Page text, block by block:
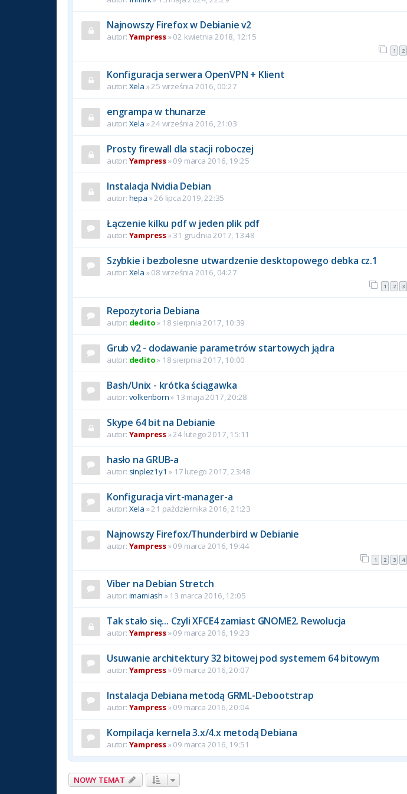
Najnowszy Firefox w Debianie v2
autor: Yampress» 02 kwietnia 2018, 12:15
1 2
Konfiguracja serwera OpenVPN + Klient
autor: Xela » 25 września 2016, 00:27
engrampa w thunarze
autor: Xela » 24 września 2016, 21:03
Prosty firewall dla stacji roboczej
autor: Yampress» 09 marca 2016, 19:25
Instalacja Nvidia Debian
autor: hepa » 26 lipca 2019, 22:35
Łączenie kilku pdf w jeden plik pdf
autor: Yampress» 31 grudnia 2017, 13:48
Szybkie i bezbolesne utwardzenie desktopowego debka cz.1
autor: Xela » 08 września 2016, 04:27
1 2 3
Repozytoria Debiana
autor: dedito» 18 sierpnia 2017, 10:39
Grub v2 - dodawanie parametrów startowych jądra
autor: dedito» 18 sierpnia 2017, 10:00
Bash/Unix - krótka ściągawka
autor: volkenborn» 13 maja 2017, 20:28
Skype 64 bit na Debianie
autor: Yampress» 24 lutego 2017, 15:11
hasło na GRUB-a
autor: sinplez1y1 » 17 lutego 2017, 23:48
Konfiguracja virt-manager-a
autor: Xela » 21 października 2016, 21:23
Najnowszy Firefox/Thunderbird w Debianie
autor: Yampress» 09 marca 2016, 19:44
1 2 3 4
Viber na Debian Stretch
autor: imamiash » 13 marca 2016, 12:05
Tak stało się... Czyli XFCE4 zamiast GNOME2. Rewolucja
autor: Yampress» 09 marca 2016, 19:23
Usuwanie architektury 32 bitowej pod systemem 64 bitowym
autor: Yampress» 09 marca 2016, 20:07
Instalacja Debiana metodą GRML-Debootstrap
autor: Yampress» 09 marca 2016, 20:04
Kompilacja kernela 3.x/4.x metodą Debiana
autor: Yampress» 09 marca 2016, 19:51
NOWY TEMAT